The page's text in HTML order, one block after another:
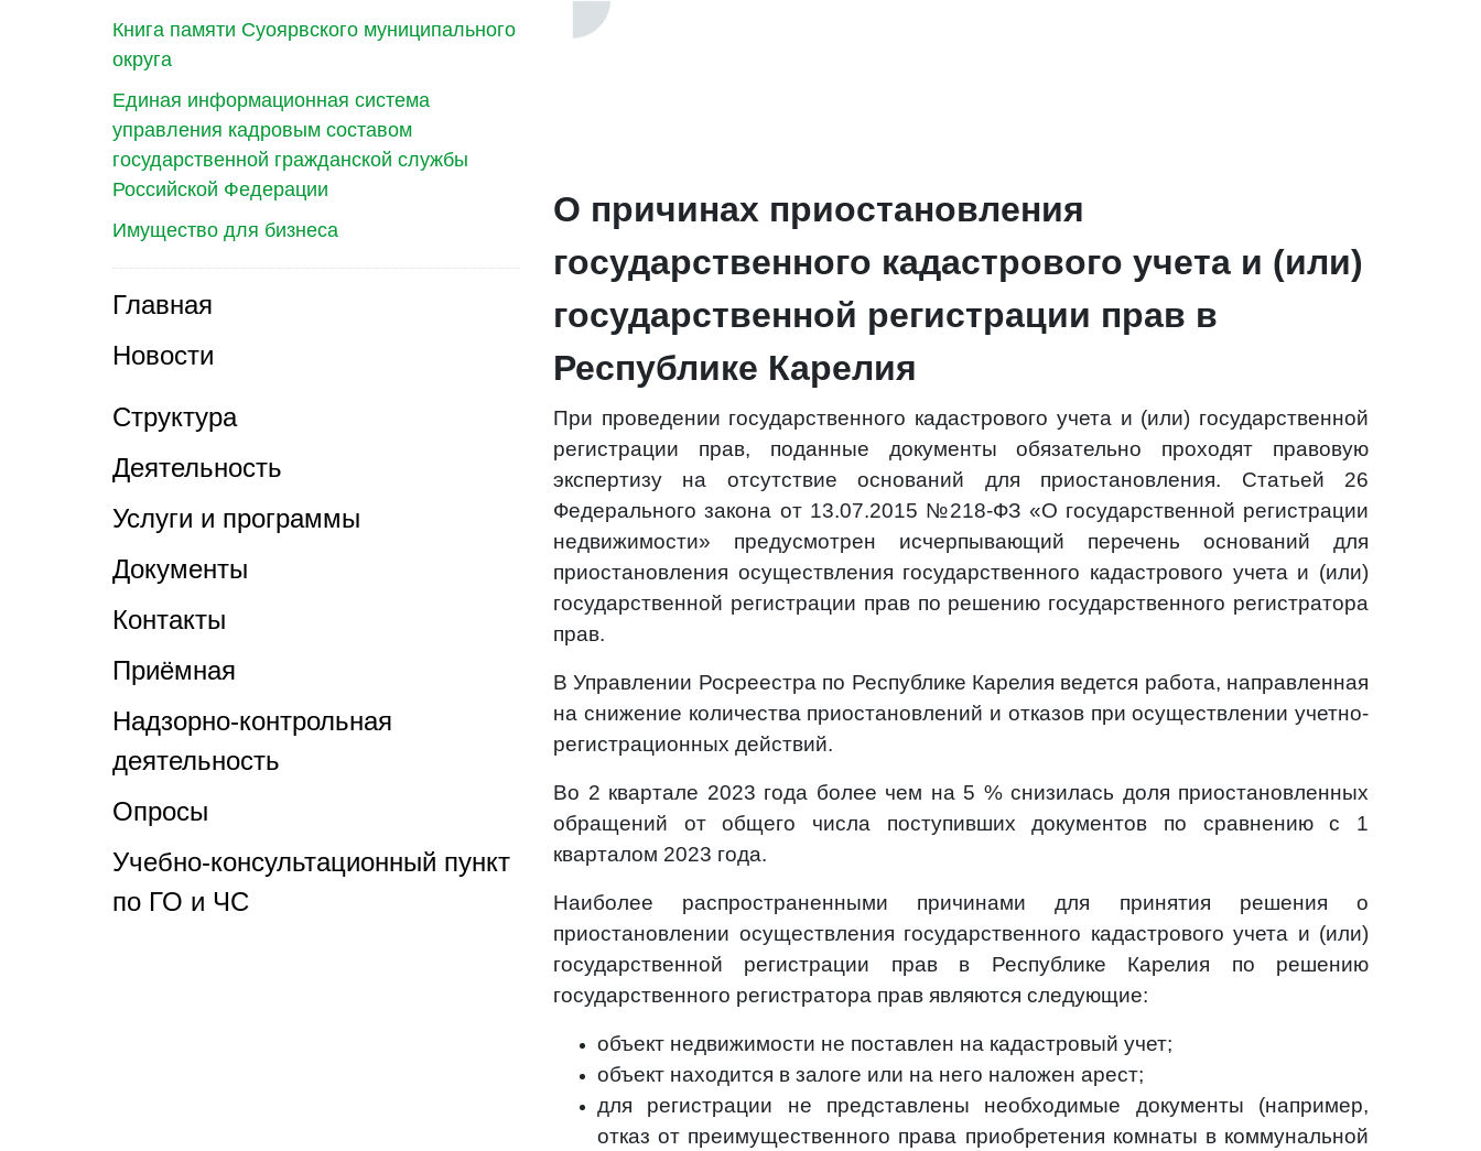
Книга памяти Суоярвского муниципального
округа
Единая информационная система
управления кадровым составом
государственной гражданской службы
Российской Федерации
Имущество для бизнеса
Главная
Новости
Структура
Деятельность
Услуги и программы
Документы
Контакты
Приёмная
Надзорно-контрольная
деятельность
Опросы
Учебно-консультационный пункт
по ГО и ЧС
О причинах приостановления
государственного кадастрового учета и (или)
государственной регистрации прав в
Республике Карелия
При проведении государственного кадастрового учета и (или) государственной
регистрации прав, поданные документы обязательно проходят правовую
экспертизу на отсутствие оснований для приостановления. Статьей 26
Федерального закона от 13.07.2015 №218-ФЗ «О государственной регистрации
недвижимости» предусмотрен исчерпывающий перечень оснований для
приостановления осуществления государственного кадастрового учета и (или)
государственной регистрации прав по решению государственного регистратора
прав.
В Управлении Росреестра по Республике Карелия ведется работа, направленная
на снижение количества приостановлений и отказов при осуществлении учетно-
регистрационных действий.
Во 2 квартале 2023 года более чем на 5 % снизилась доля приостановленных
обращений от общего числа поступивших документов по сравнению с 1
кварталом 2023 года.
Наиболее распространенными причинами для принятия решения о
приостановлении осуществления государственного кадастрового учета и (или)
государственной регистрации прав в Республике Карелия по решению
государственного регистратора прав являются следующие:
объект недвижимости не поставлен на кадастровый учет;
объект находится в залоге или на него наложен арест;
для регистрации не представлены необходимые документы (например,
отказ от преимущественного права приобретения комнаты в коммунальной